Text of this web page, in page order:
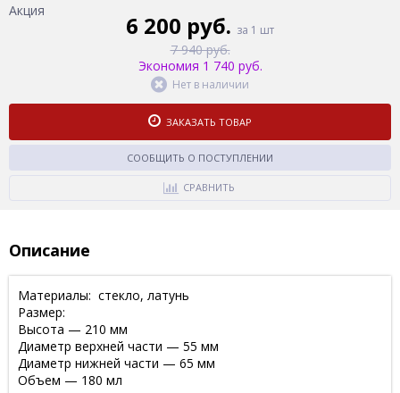
Акция
6 200 руб. за 1 шт
7 940 руб.
Экономия 1 740 руб.
Нет в наличии
ЗАКАЗАТЬ ТОВАР
СООБЩИТЬ О ПОСТУПЛЕНИИ
СРАВНИТЬ
Описание
Материалы: стекло, латунь
Размер:
Высота — 210 мм
Диаметр верхней части — 55 мм
Диаметр нижней части — 65 мм
Объем — 180 мл